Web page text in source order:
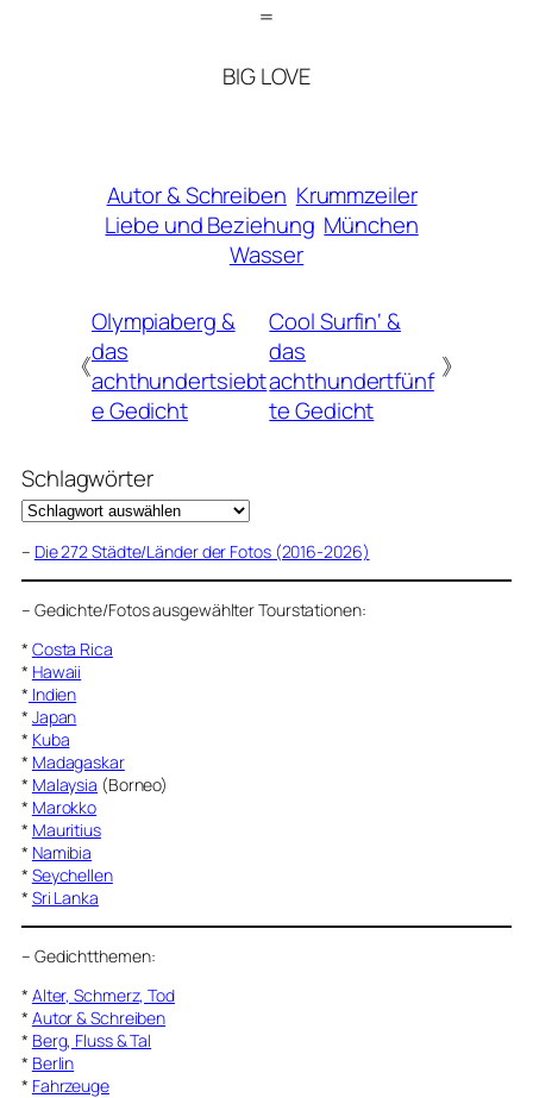
=
BIG LOVE
Autor & Schreiben Krummzeiler
Liebe und Beziehung München
Wasser
《
Olympiaberg &
das
achthundertsiebt
e Gedicht
Cool Surfin‘ &
das
achthundertfünf
te Gedicht
》
Schlagwörter
– Die 272 Städte/Länder der Fotos (2016-2026)
– Gedichte/Fotos ausgewählter Tourstationen:
* Costa Rica
* Hawaii
* Indien
* Japan
* Kuba
* Madagaskar
* Malaysia (Borneo)
* Marokko
* Mauritius
* Namibia
* Seychellen
* Sri Lanka
– Gedichtthemen:
* Alter, Schmerz, Tod
* Autor & Schreiben
* Berg, Fluss & Tal
* Berlin
* Fahrzeuge